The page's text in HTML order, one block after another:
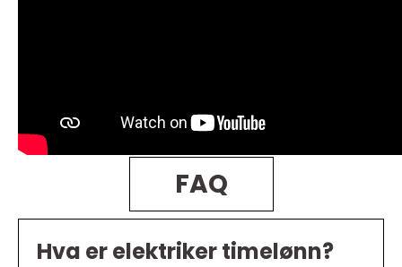
FAQ
Hva er elektriker timelønn?